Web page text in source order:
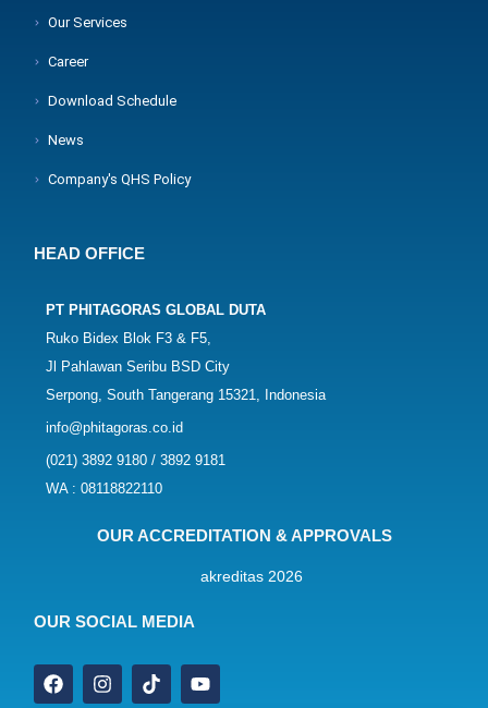
Our Services
Career
Download Schedule
News
Company's QHS Policy
HEAD OFFICE
PT PHITAGORAS GLOBAL DUTA
Ruko Bidex Blok F3 & F5,
Jl Pahlawan Seribu BSD City
Serpong, South Tangerang 15321, Indonesia
info@phitagoras.co.id
(021) 3892 9180 / 3892 9181
WA : 08118822110
OUR ACCREDITATION & APPROVALS
OUR SOCIAL MEDIA